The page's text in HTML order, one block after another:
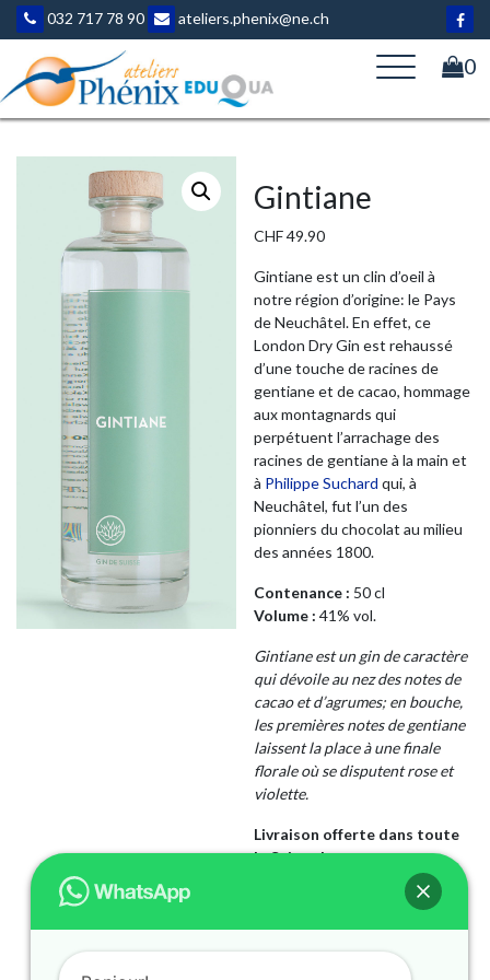
Aller
contenu
032 717 78 90 ateliers.phenix@ne.ch
0
Gintiane
CHF49.90
Gintiane est un clin d’oeil à
notre région d’origine: le Pays
de Neuchâtel. En effet, ce
London Dry Gin est rehaussé
d’une touche de racines de
gentiane et de cacao, hommage
aux montagnards qui
perpétuent l’arrachage des
racines de gentiane à la main et
à Philippe Suchard qui, à
Neuchâtel, fut l’un des
pionniers du chocolat au milieu
des années 1800.
Contenance : 50 cl
Volume : 41% vol.
Gintiane est un gin de caractère
qui dévoile au nez des notes de
cacao et d’agrumes; en bouche,
les premières notes de gentiane
laissent la place à une finale
florale où se disputent rose et
violette.
Livraison offerte dans toute
la Suisse !